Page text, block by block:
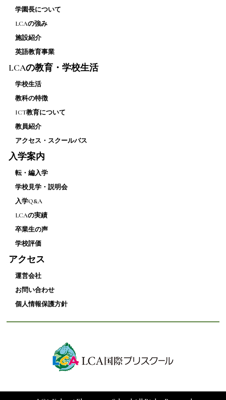
学園長について
LCAの強み
施設紹介
英語教育事業
LCAの教育・学校生活
学校生活
教科の特徴
ICT教育について
教員紹介
アクセス・スクールバス
入学案内
転・編入学
学校見学・説明会
入学Q&A
LCAの実績
卒業生の声
学校評価
アクセス
運営会社
お問い合わせ
個人情報保護方針